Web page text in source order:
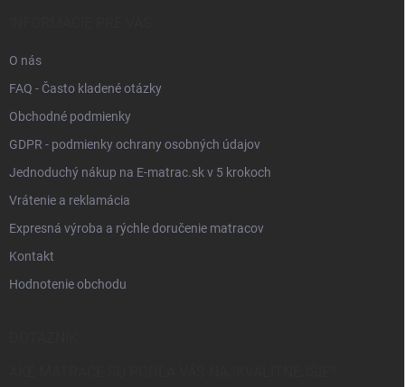
O nás
FAQ - Často kladené otázky
Obchodné podmienky
GDPR - podmienky ochrany osobných údajov
Jednoduchý nákup na E-matrac.sk v 5 krokoch
Vrátenie a reklamácia
Expresná výroba a rýchle doručenie matracov
Kontakt
Hodnotenie obchodu